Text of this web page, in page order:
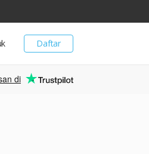
Daftar
di